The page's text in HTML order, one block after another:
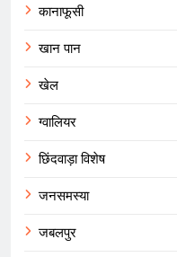
कानाफूसी
खान पान
खेल
ग्वालियर
छिंदवाड़ा विशेष
जनसमस्या
जबलपुर